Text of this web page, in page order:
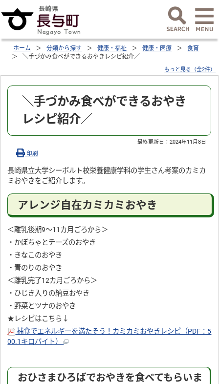
ホーム 分類から探す 健康・福祉 健康・医療
食育
＼手づかみ食べができるおやきレシピ紹介／
もっと見る（全2件）
＼手づかみ食べができるおやき
レシピ紹介／
最終更新日：2024年11月8日
印刷
長崎県立大学シーボルト校栄養健康学科の学生さん考案のカミカ
ミおやきをご紹介します。
アレンジ自在カミカミおやき
＜離乳後期9～11カ月ごろから＞
・かぼちゃとチーズのおやき
・きなこのおやき
・青のりのおやき
＜離乳完了12カ月ごろから＞
・ひじき入りの納豆おやき
・野菜とツナのおやき
★レシピはこちら↓
補食でエネルギーを満たそう！カミカミおやきレシピ（PDF：5
00.1キロバイト）
おひさまひろばでおやきを食べてもらいま